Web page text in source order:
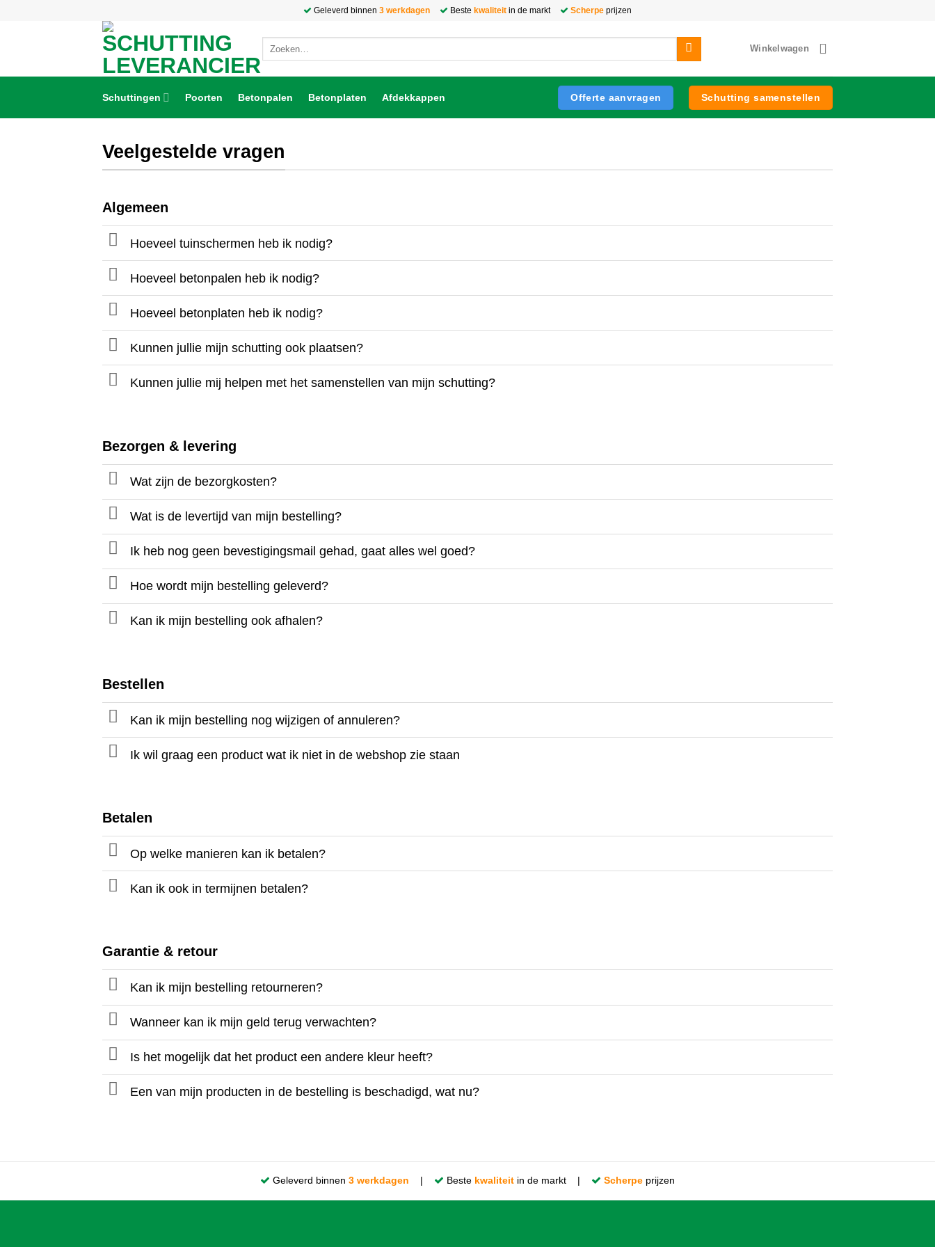
Geleverd binnen 3 werkdagen Beste kwaliteit in de markt Scherpe prijzen
Zoeken
naar:
Winkelwagen
Schuttingen Poorten Betonpalen Betonplaten Afdekkappen Offerte aanvragen Schutting samenstellen
Veelgestelde vragen
Algemeen
Hoeveel tuinschermen heb ik nodig?
Hoeveel betonpalen heb ik nodig?
Hoeveel betonplaten heb ik nodig?
Kunnen jullie mijn schutting ook plaatsen?
Kunnen jullie mij helpen met het samenstellen van mijn schutting?
Bezorgen & levering
Wat zijn de bezorgkosten?
Wat is de levertijd van mijn bestelling?
Ik heb nog geen bevestigingsmail gehad, gaat alles wel goed?
Hoe wordt mijn bestelling geleverd?
Kan ik mijn bestelling ook afhalen?
Bestellen
Kan ik mijn bestelling nog wijzigen of annuleren?
Ik wil graag een product wat ik niet in de webshop zie staan
Betalen
Op welke manieren kan ik betalen?
Kan ik ook in termijnen betalen?
Garantie & retour
Kan ik mijn bestelling retourneren?
Wanneer kan ik mijn geld terug verwachten?
Is het mogelijk dat het product een andere kleur heeft?
Een van mijn producten in de bestelling is beschadigd, wat nu?
Geleverd binnen 3 werkdagen | Beste kwaliteit in de markt | Scherpe prijzen